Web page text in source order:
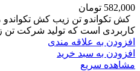
582,000 تومان
کش تکواندو تن زیب کش تکواندو
کاربردی است که تولید شرکت تن
افزودن به علاقه مندی
افزودن به سبد خرید
مشاهده سریع